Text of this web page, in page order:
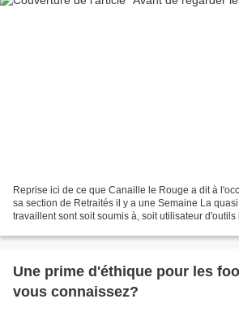
Reprise ici de ce que Canaille le Rouge a dit à
sa section de Retraités il y a une Semaine La
travaillent sont soit soumis à, soit utilisateur
Une prime d'éthique pour les
vous connaissez?